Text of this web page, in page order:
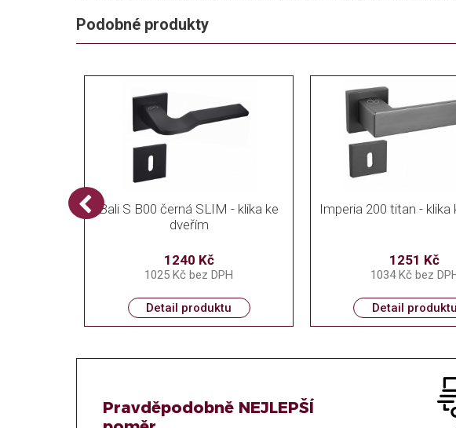
Podobné produkty
Bali S B00 černá SLIM - klika ke
dveřím
1240 Kč
1025 Kč bez DPH
Detail produktu
Imperia 200 titan - klika
1251 Kč
1034 Kč bez
Detail produktu
Pravděpodobně NEJLEPŠÍ